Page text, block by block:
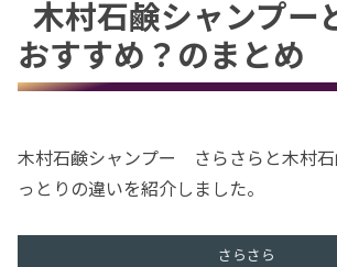
木村石鹸シャンプー
おすすめ？のまとめ
木村石鹸シャンプー さらさらと木村
っとりの違いを紹介しました。
さらさら